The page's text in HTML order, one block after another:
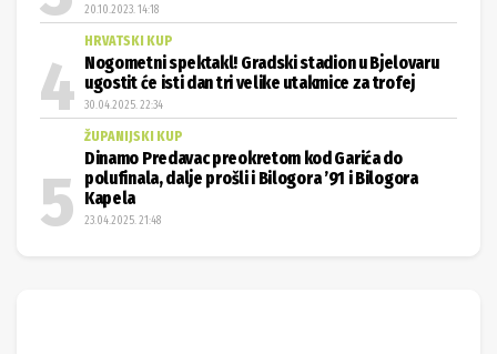
20.10.2023. 14:18
HRVATSKI KUP
Nogometni spektakl! Gradski stadion u Bjelovaru
ugostit će isti dan tri velike utakmice za trofej
30.04.2025. 22:34
ŽUPANIJSKI KUP
Dinamo Predavac preokretom kod Garića do
polufinala, dalje prošli i Bilogora ’91 i Bilogora
Kapela
23.04.2025. 21:48